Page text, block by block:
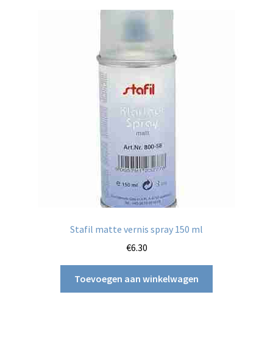
Stafil matte vernis spray 150 ml
€6.30
Toevoegen aan winkelwagen